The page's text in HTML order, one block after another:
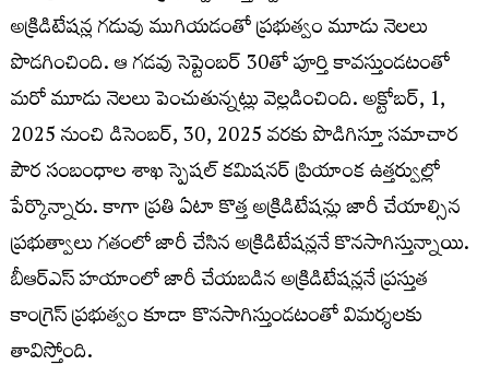
అక్రిడిటేషన్ల గడువు ముగియడంతో ప్రభుత్వం మూడు నెలలు
పొడగించింది. ఆ గడవు సెప్టెంబర్ 30తో పూర్తి కావస్తుండటంతో
మరో మూడు నెలలు పెంచుతున్నట్లు వెల్లడించింది. అక్టోబర్, 1,
2025 నుంచి డిసెంబర్, 30, 2025 వరకు పొడిగిస్తూ సమాచార
పౌర సంబంధాల శాఖ స్పెషల్ కమిషనర్ ప్రియాంక ఉత్తర్వుల్లో
పేర్కొన్నారు. కాగా ప్రతి ఏటా కొత్త అక్రిడిటేషన్లు జారీ చేయాల్సిన
ప్రభుత్వాలు గతంలో జారీ చేసిన అక్రిడిటేషన్లనే కొనసాగిస్తున్నాయి.
బీఆర్ఎస్ హయాంలో జారీ చేయబడిన అక్రిడిటేషన్లనే ప్రస్తుత
కాంగ్రెస్ ప్రభుత్వం కూడా కొనసాగిస్తుండటంతో విమర్శలకు
తావిస్తోంది.